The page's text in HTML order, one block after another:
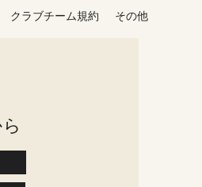
クラブチーム規約 その他